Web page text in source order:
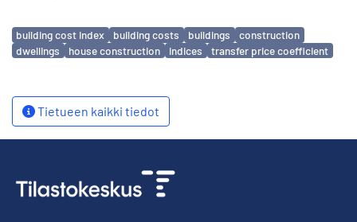
Avainsanat
building cost index building costs buildings
construction
dwellings
house construction indices transfer price coefficient
Tietueen kaikki tiedot